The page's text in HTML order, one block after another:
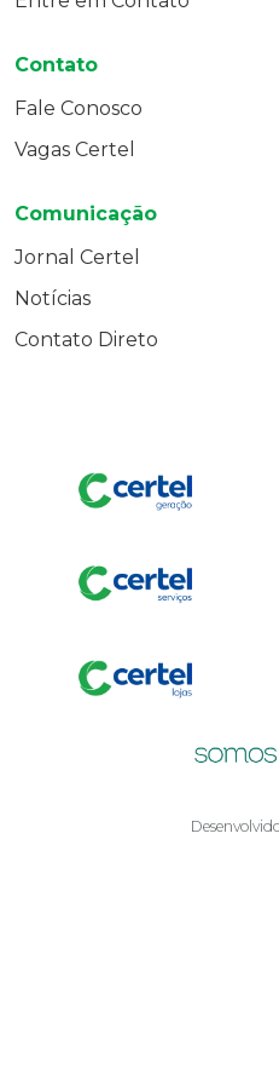
Contato
Fale Conosco
Vagas Certel
Comunicação
Jornal Certel
Notícias
Contato Direto
Axysweb